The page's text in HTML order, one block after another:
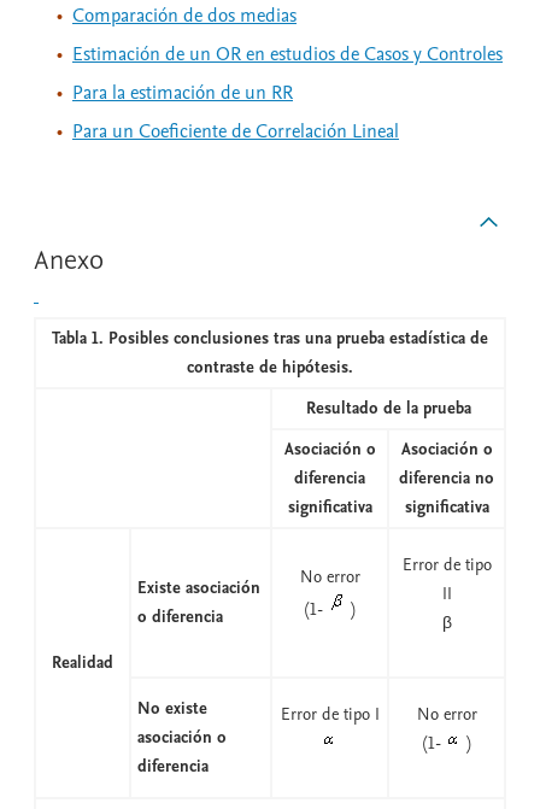
Comparación de dos medias
Estimación de un OR en estudios de Casos y Controles
Para la estimación de un RR
Para un Coeficiente de Correlación Lineal
Anexo
Tabla 1. Posibles conclusiones tras una prueba estadística de
contraste de hipótesis.
Resultado de la prueba
Asociación o
diferencia
significativa
Asociación o
diferencia no
significativa
Realidad
Existe asociación
o diferencia
No error
(1-
)
Error de tipo
II
β
No existe
asociación o
diferencia
Error de tipo I
No error
(1-
)